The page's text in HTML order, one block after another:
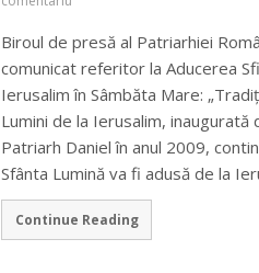
Biroul de presă al Patriarhiei
comunicat referitor la Aducerea
Ierusalim în Sâmbăta Mare:
Lumini de la Ierusalim, inaugurată
Patriarh Daniel în anul 2009,
Sfânta Lumină va fi adusă de la
Continue Reading